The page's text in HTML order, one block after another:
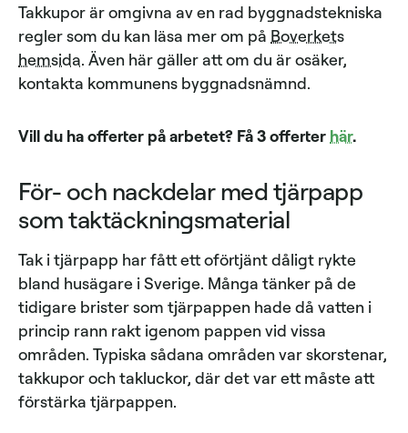
Takkupor är omgivna av en rad byggnadstekniska
regler som du kan läsa mer om på Boverkets
hemsida. Även här gäller att om du är osäker,
kontakta kommunens byggnadsnämnd.
Vill du ha offerter på arbetet? Få 3 offerter här.
För- och nackdelar med tjärpapp
som taktäckningsmaterial
Tak i tjärpapp har fått ett oförtjänt dåligt rykte
bland husägare i Sverige. Många tänker på de
tidigare brister som tjärpappen hade då vatten i
princip rann rakt igenom pappen vid vissa
områden. Typiska sådana områden var skorstenar,
takkupor och takluckor, där det var ett måste att
förstärka tjärpappen.